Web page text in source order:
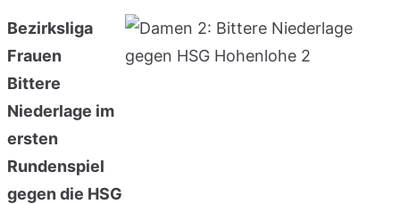
Bezirksliga
Frauen
Bittere
Niederlage im
ersten
Rundenspiel
gegen die HSG